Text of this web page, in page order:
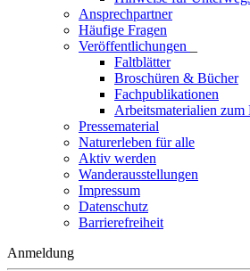
Ansprechpartner
Häufige Fragen
Veröffentlichungen
Faltblätter
Broschüren & Bücher
Fachpublikationen
Arbeitsmaterialien zum
Pressematerial
Naturerleben für alle
Aktiv werden
Wanderausstellungen
Impressum
Datenschutz
Barrierefreiheit
Anmeldung